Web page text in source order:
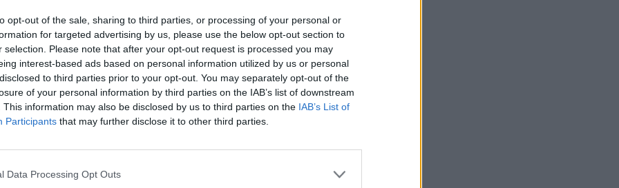
opt-out of the sale, sharing to third parties, or processing of your personal or
for targeted advertising by us, please use the below opt-out section to
selection. Please note that after your opt-out request is processed you may
interest-based ads based on personal information utilized by us or personal
to third parties prior to your opt-out. You may separately opt-out of the
of your personal information by third parties on the IAB’s list of downstream
This information may also be disclosed by us to third parties on the IAB’s List of
Participants that may further disclose it to other third parties.
Data Processing Opt Outs
mėsos),